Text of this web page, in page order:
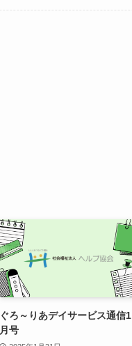
ぐろ～りあデイサービス通信1
月号